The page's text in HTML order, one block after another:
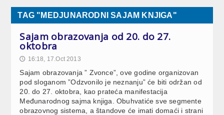
TAG "MEDJUNARODNI SAJAM KNJIGA"
Sajam obrazovanja od 20. do 27.
oktobra
🕔 16:18, 17.Oct 2013
Sajam obrazovanja ” Zvonce”, ove godine organizovan
pod sloganom ”Odzvonilo je neznanju” će biti održan od
20. do 27. oktobra, kao prateća manifestacija
Međunarodnog sajma knjiga. Obuhvatiće sve segmente
obrazovnog sistema, a štandove će imati domaći i strani